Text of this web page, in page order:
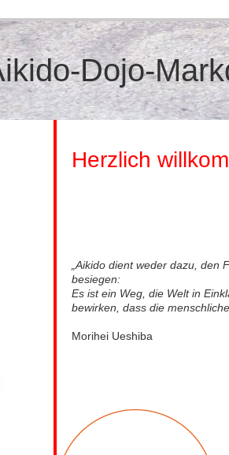
Dojo-
Herzlich
„Aikido dient weder dazu, den
besiegen:
Es ist ein Weg, die Welt in
bewirken, dass die
Morihei Ueshiba